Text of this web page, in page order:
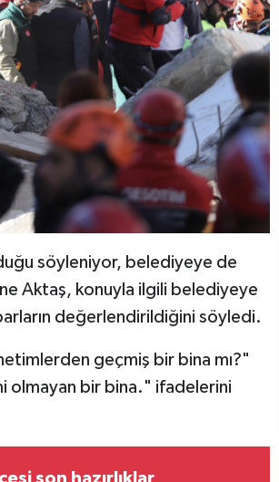
söyleniyor, belediyeye de
Aktaş, konuyla ilgili belediyeye
değerlendirildiğini söyledi.
geçmiş bir bina mı?"
olmayan bir bina." ifadelerini
son hazırlıklar